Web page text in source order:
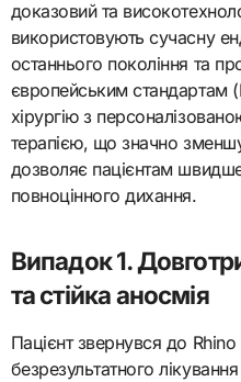
доказовий та
використовують сучасну
останнього покоління та
європейським стандартам
хірургію з
терапією, що значно
дозволяє пацієнтам
повноцінного дихання.
Випадок 1.
та стійка аносмія
Пацієнт звернувся до Rhino
безрезультатного